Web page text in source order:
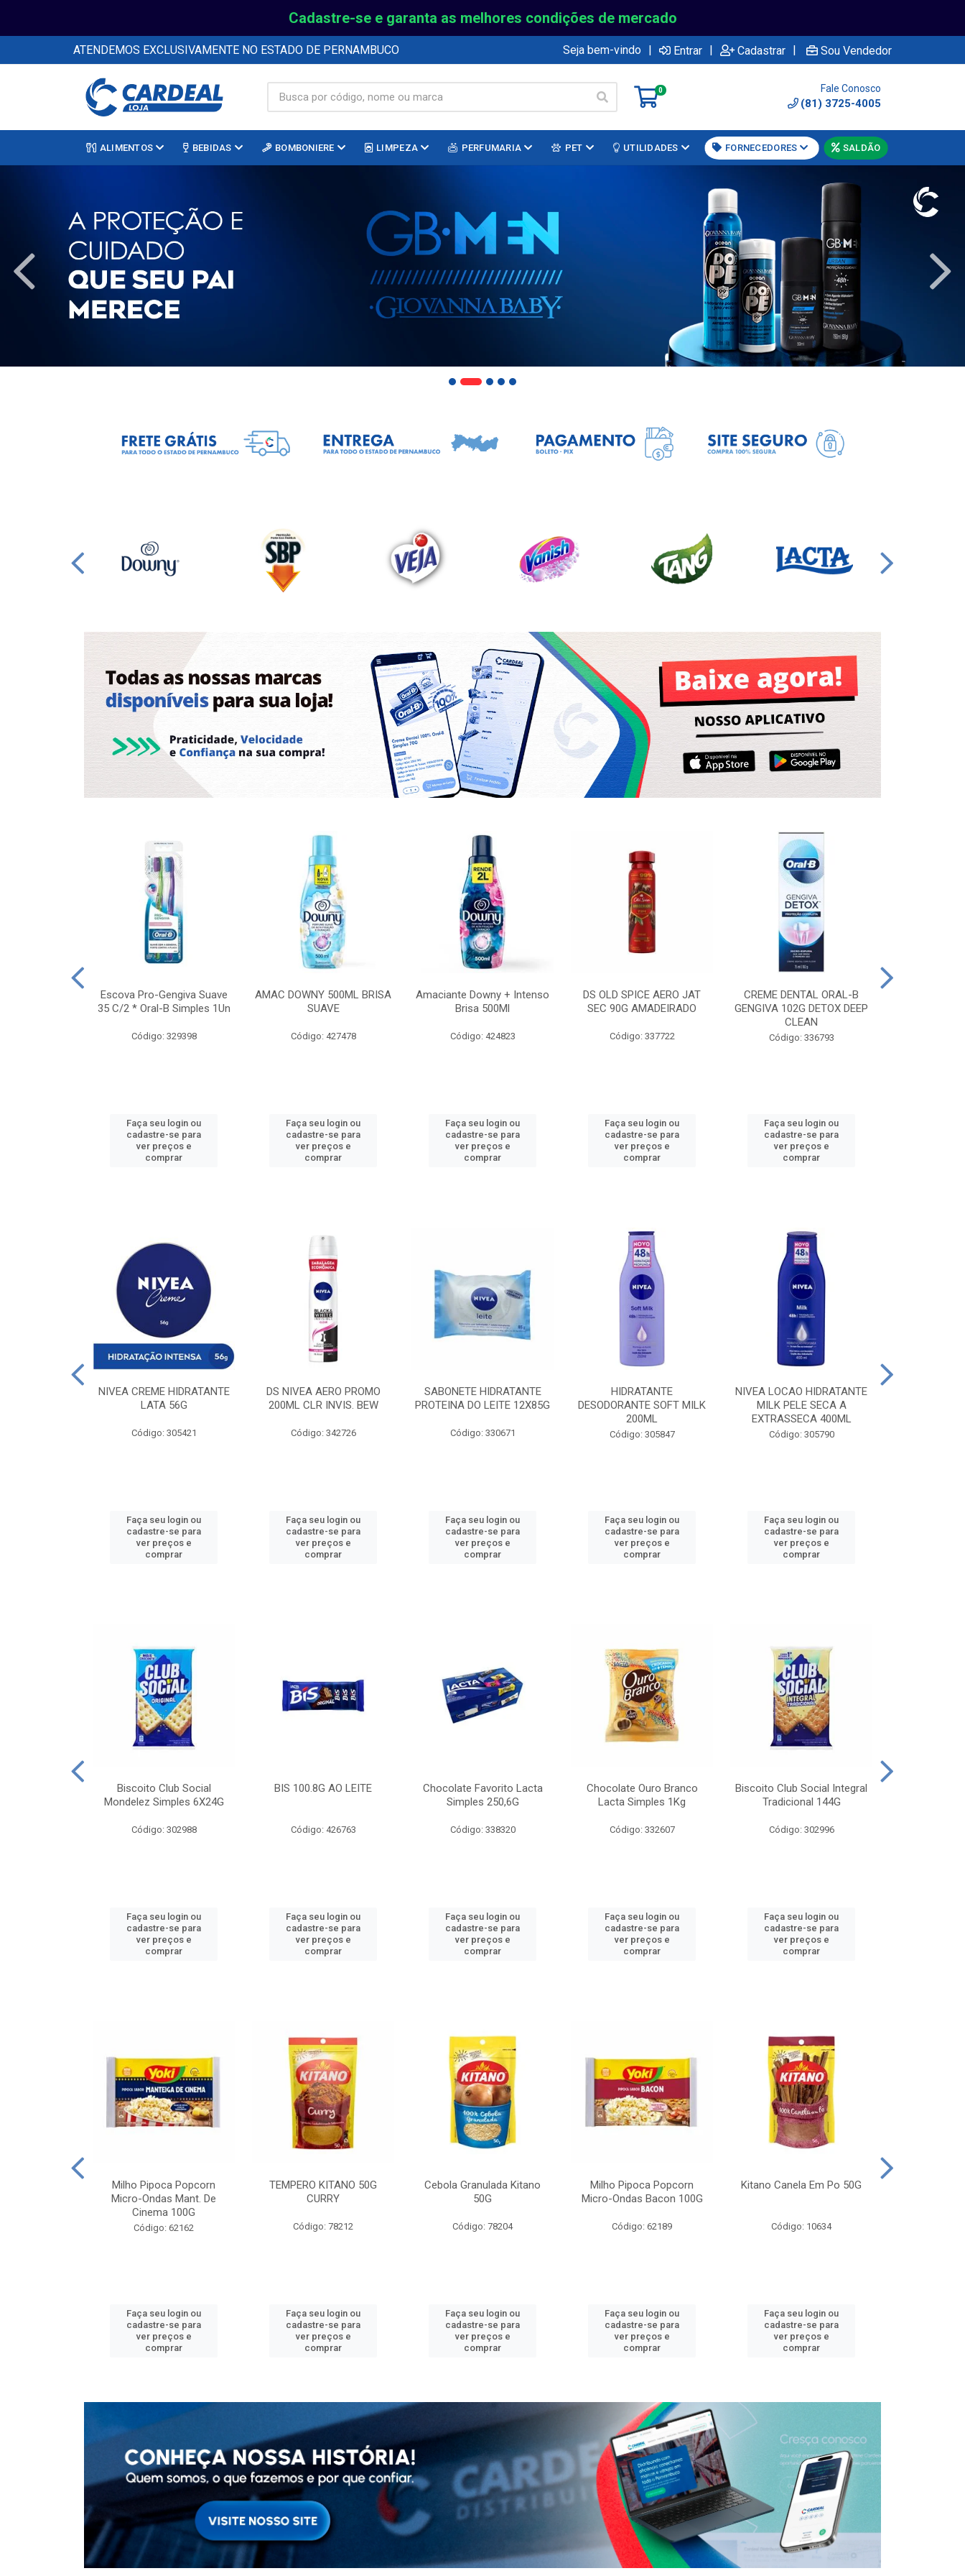
Cadastre-se e garanta as melhores condições de mercado
ATENDEMOS EXCLUSIVAMENTE NO ESTADO DE PERNAMBUCO Seja bem-vindo | Entrar | Cadastrar | Sou Vendedor
0 Fale Conosco
(81) 3725-4005
ALIMENTOS BEBIDAS BOMBONIERE LIMPEZA PERFUMARIA PET UTILIDADES FORNECEDORES SALDÃO
Escova Pro-Gengiva Suave
35 C/2 * Oral-B Simples 1Un
Código: 329398
Faça seu login ou
cadastre-se para
ver preços e
comprar
AMAC DOWNY 500ML BRISA
SUAVE
Código: 427478
Faça seu login ou
cadastre-se para
ver preços e
comprar
Amaciante Downy + Intenso
Brisa 500Ml
Código: 424823
Faça seu login ou
cadastre-se para
ver preços e
comprar
DS OLD SPICE AERO JAT
SEC 90G AMADEIRADO
Código: 337722
Faça seu login ou
cadastre-se para
ver preços e
comprar
CREME DENTAL ORAL-B
GENGIVA 102G DETOX DEEP
CLEAN
Código: 336793
Faça seu login ou
cadastre-se para
ver preços e
comprar
NIVEA CREME HIDRATANTE
LATA 56G
Código: 305421
Faça seu login ou
cadastre-se para
ver preços e
comprar
DS NIVEA AERO PROMO
200ML CLR INVIS. BEW
Código: 342726
Faça seu login ou
cadastre-se para
ver preços e
comprar
SABONETE HIDRATANTE
PROTEINA DO LEITE 12X85G
Código: 330671
Faça seu login ou
cadastre-se para
ver preços e
comprar
HIDRATANTE
DESODORANTE SOFT MILK
200ML
Código: 305847
Faça seu login ou
cadastre-se para
ver preços e
comprar
NIVEA LOCAO HIDRATANTE
MILK PELE SECA A
EXTRASSECA 400ML
Código: 305790
Faça seu login ou
cadastre-se para
ver preços e
comprar
Biscoito Club Social
Mondelez Simples 6X24G
Código: 302988
Faça seu login ou
cadastre-se para
ver preços e
comprar
BIS 100.8G AO LEITE
Código: 426763
Faça seu login ou
cadastre-se para
ver preços e
comprar
Chocolate Favorito Lacta
Simples 250,6G
Código: 338320
Faça seu login ou
cadastre-se para
ver preços e
comprar
Chocolate Ouro Branco
Lacta Simples 1Kg
Código: 332607
Faça seu login ou
cadastre-se para
ver preços e
comprar
Biscoito Club Social Integral
Tradicional 144G
Código: 302996
Faça seu login ou
cadastre-se para
ver preços e
comprar
Milho Pipoca Popcorn
Micro-Ondas Mant. De
Cinema 100G
Código: 62162
Faça seu login ou
cadastre-se para
ver preços e
comprar
TEMPERO KITANO 50G
CURRY
Código: 78212
Faça seu login ou
cadastre-se para
ver preços e
comprar
Cebola Granulada Kitano
50G
Código: 78204
Faça seu login ou
cadastre-se para
ver preços e
comprar
Milho Pipoca Popcorn
Micro-Ondas Bacon 100G
Código: 62189
Faça seu login ou
cadastre-se para
ver preços e
comprar
Kitano Canela Em Po 50G
Código: 10634
Faça seu login ou
cadastre-se para
ver preços e
comprar